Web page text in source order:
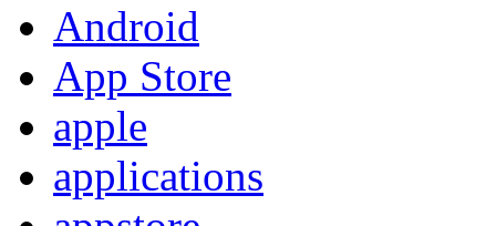
Android
App Store
apple
applications